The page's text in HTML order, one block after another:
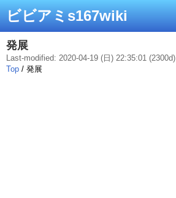
ビビアミs167wiki
発展
Last-modified: 2020-04-19 (日) 22:35:01 (2300d)
Top / 発展